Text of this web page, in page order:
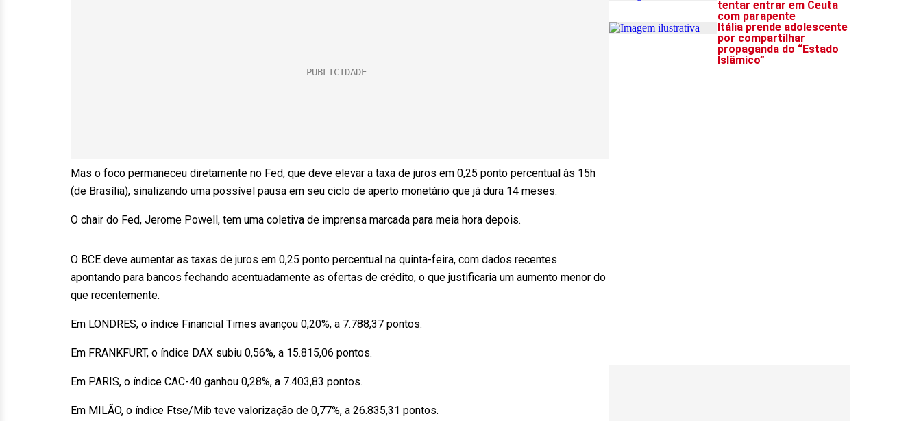
Mas o foco permaneceu diretamente no Fed, que deve elevar a taxa de juros em 0,25 ponto percentual às 15h
(de Brasília), sinalizando uma possível pausa em seu ciclo de aperto monetário que já dura 14 meses.
O chair do Fed, Jerome Powell, tem uma coletiva de imprensa marcada para meia hora depois.
O BCE deve aumentar as taxas de juros em 0,25 ponto percentual na quinta-feira, com dados recentes
apontando para bancos fechando acentuadamente as ofertas de crédito, o que justificaria um aumento menor do
que recentemente.
Em LONDRES, o índice Financial Times avançou 0,20%, a 7.788,37 pontos.
Em FRANKFURT, o índice DAX subiu 0,56%, a 15.815,06 pontos.
Em PARIS, o índice CAC-40 ganhou 0,28%, a 7.403,83 pontos.
Em MILÃO, o índice Ftse/Mib teve valorização de 0,77%, a 26.835,31 pontos.